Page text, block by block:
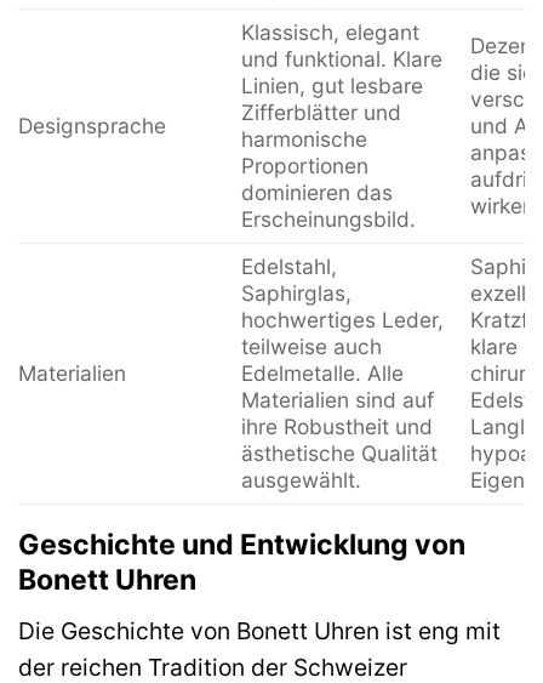
Designsprache
Klassisch, elegant
und funktional. Klare
Linien, gut lesbare
Zifferblätter und
harmonische
Proportionen
dominieren das
Erscheinungsbild.
die
und
wirken.
Materialien
Edelstahl,
Saphirglas,
hochwertiges Leder,
teilweise auch
Edelmetalle. Alle
Materialien sind auf
ihre Robustheit und
ästhetische Qualität
ausgewählt.
klare
Geschichte und Entwicklung von
Bonett Uhren
Die Geschichte von Bonett Uhren ist eng mit
der reichen Tradition der Schweizer